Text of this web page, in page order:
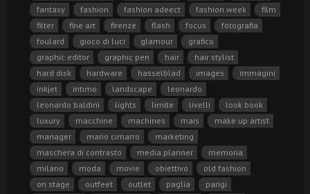
fantasy
fashion fashion adeect fashion week
film
filter
fine art firenze flash focus
fotografia
foulard
gioco di luci glamour
grafico
graphic editor
graphic pen hair
hair stylist
hard disk
hardware hasselblad images
immagini
inkjet
intimo landscape
leonardo
leonardo baldini
lights limite livelli
look book
luxury
macchine machines mais
make up artist
manager
mario cimarro
marketing
maschera di contrasto
media planner
memoria
milano
moda movie obiettivo
old fashion
on stage
outfeet outlet paglia
parigi